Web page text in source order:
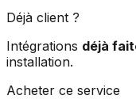
Déjà client ?
Intégrations déjà
installation.
Acheter ce service